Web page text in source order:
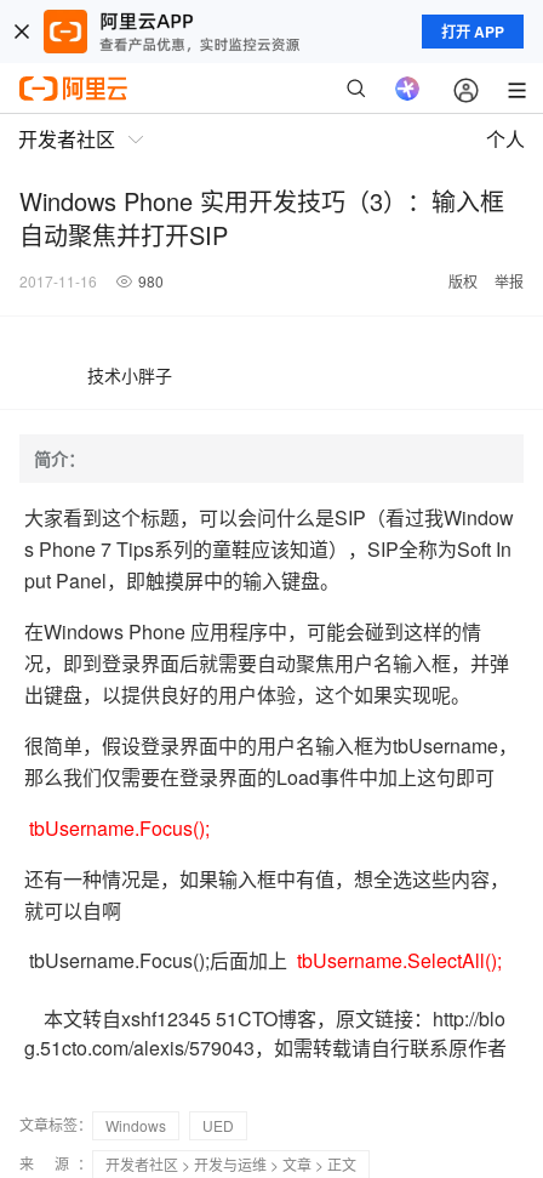
打开 APP
开发者社区 个人
Windows Phone 实用开发技巧（3）：输入框
自动聚焦并打开SIP
2017-11-16 980 版权 举报
技术小胖子
简介：
大家看到这个标题，可以会问什么是SIP（看过我Window
s Phone 7 Tips系列的童鞋应该知道），SIP全称为Soft In
put Panel，即触摸屏中的输入键盘。
在Windows Phone 应用程序中，可能会碰到这样的情
况，即到登录界面后就需要自动聚焦用户名输入框，并弹
出键盘，以提供良好的用户体验，这个如果实现呢。
很简单，假设登录界面中的用户名输入框为tbUsername，
那么我们仅需要在登录界面的Load事件中加上这句即可
tbUsername.Focus();
还有一种情况是，如果输入框中有值，想全选这些内容，
就可以自啊
tbUsername.Focus();后面加上 tbUsername.SelectAll();
本文转自xshf12345 51CTO博客，原文链接：http://blo
g.51cto.com/alexis/579043，如需转载请自行联系原作者
文章标签： Windows
UED
来 源：
开发者社区 > 开发与运维 > 文章 > 正文